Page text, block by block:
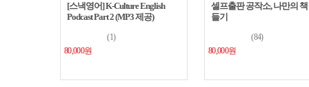
[스낵영어] K-Culture English
Podcast Part 2 (MP3 제공)
(1)
80,000원
셀프출판 공작소, 나만의 책
들기
(84)
80,000원